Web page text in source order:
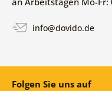
info@dovido.de
Folgen Sie uns auf